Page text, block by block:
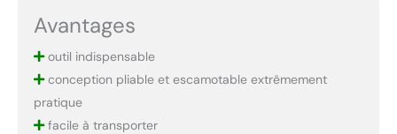
Avantages
outil indispensable
conception pliable et escamotable extrêmement
pratique
facile à transporter